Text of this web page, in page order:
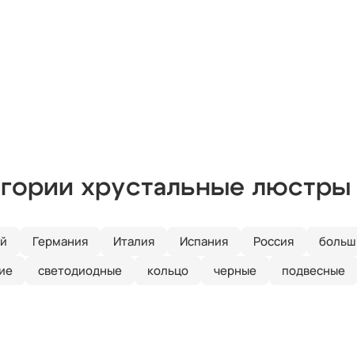
хрустальные люстры
Германия Италия Испания Россия
светодиодные кольцо черные подвесные